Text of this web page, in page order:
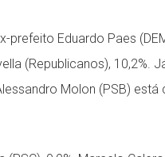
Eduardo Paes
(Republicanos), 10,2%.
Molon (PSB)